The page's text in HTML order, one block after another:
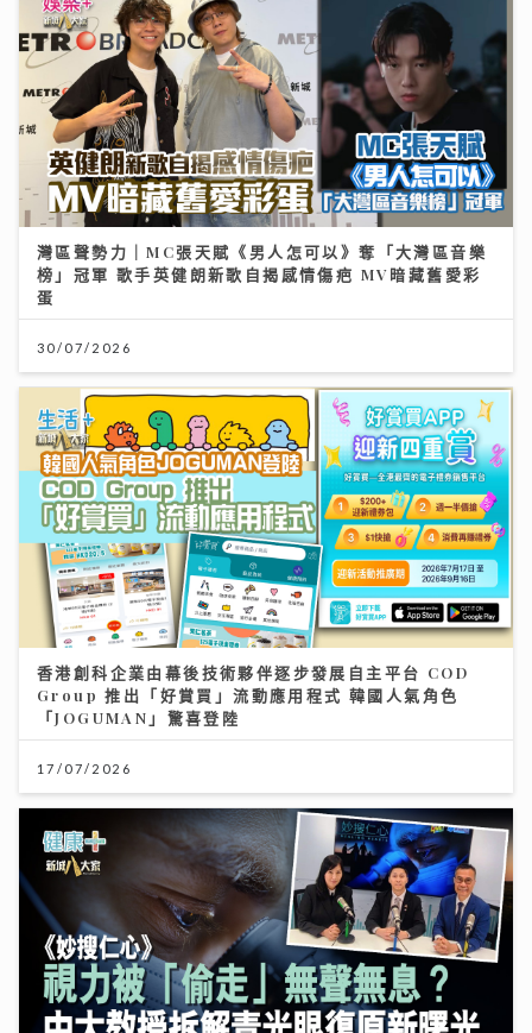
灣區聲勢力｜MC張天賦《男人怎可以》奪「大灣區音樂
榜」冠軍 歌手英健朗新歌自揭感情傷疤 MV暗藏舊愛彩
蛋
30/07/2026
香港創科企業由幕後技術夥伴逐步發展自主平台 COD
Group 推出「好賞買」流動應用程式 韓國人氣角色
「JOGUMAN」驚喜登陸
17/07/2026